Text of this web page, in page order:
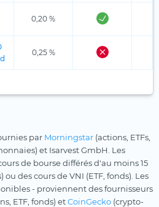
0,20 %
0,25 %
par Morningstar (actions, ETFs,
et Isarvest GmbH. Les
de bourse différés d'au moins 15
des cours de VNI (ETF, fonds). Les
- proviennent des fournisseurs
ETF, fonds) etCoinGecko (crypto-